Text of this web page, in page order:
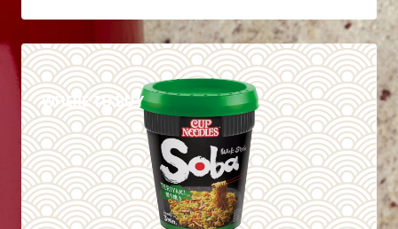
WHERE TO BUY
DETAILS